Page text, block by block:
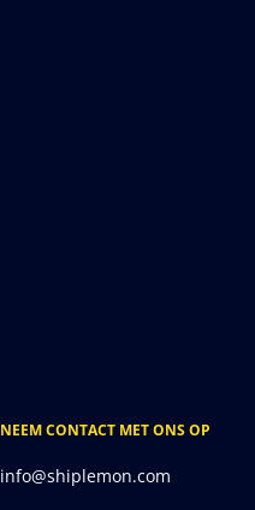
NEEM CONTACT MET ONS OP
info@shiplemon.com